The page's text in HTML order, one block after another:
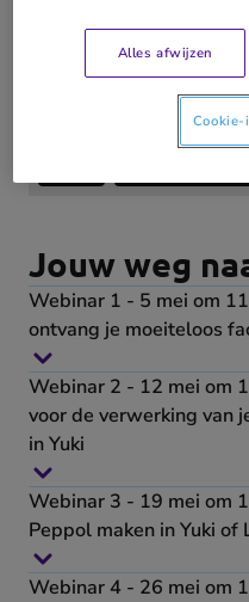
Jouw weg
Webinar 1 - 5 mei om
ontvang je moeiteloos
Webinar 2 - 12 mei om
voor de verwerking van
in Yuki
Webinar 3 - 19 mei om
Peppol maken in Yuki
Webinar 4 - 26 mei om
Alles afwijzen